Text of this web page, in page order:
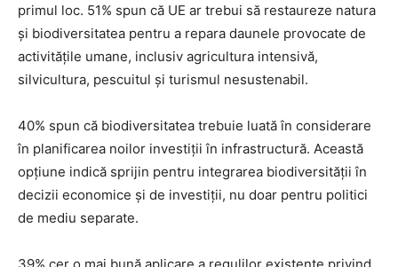
primul loc. 51% spun că UE ar trebui să restaureze natura
și biodiversitatea pentru a repara daunele provocate de
activitățile umane, inclusiv agricultura intensivă,
silvicultura, pescuitul și turismul nesustenabil.
40% spun că biodiversitatea trebuie luată în considerare
în planificarea noilor investiții în infrastructură. Această
opțiune indică sprijin pentru integrarea biodiversității în
decizii economice și de investiții, nu doar pentru politici
de mediu separate.
39% cer o mai bună aplicare a regulilor existente privind